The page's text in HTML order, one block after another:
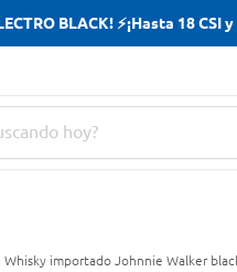
BLACK! ⚡¡Hasta 18
hoy?
Whisky importado Johnnie Walker